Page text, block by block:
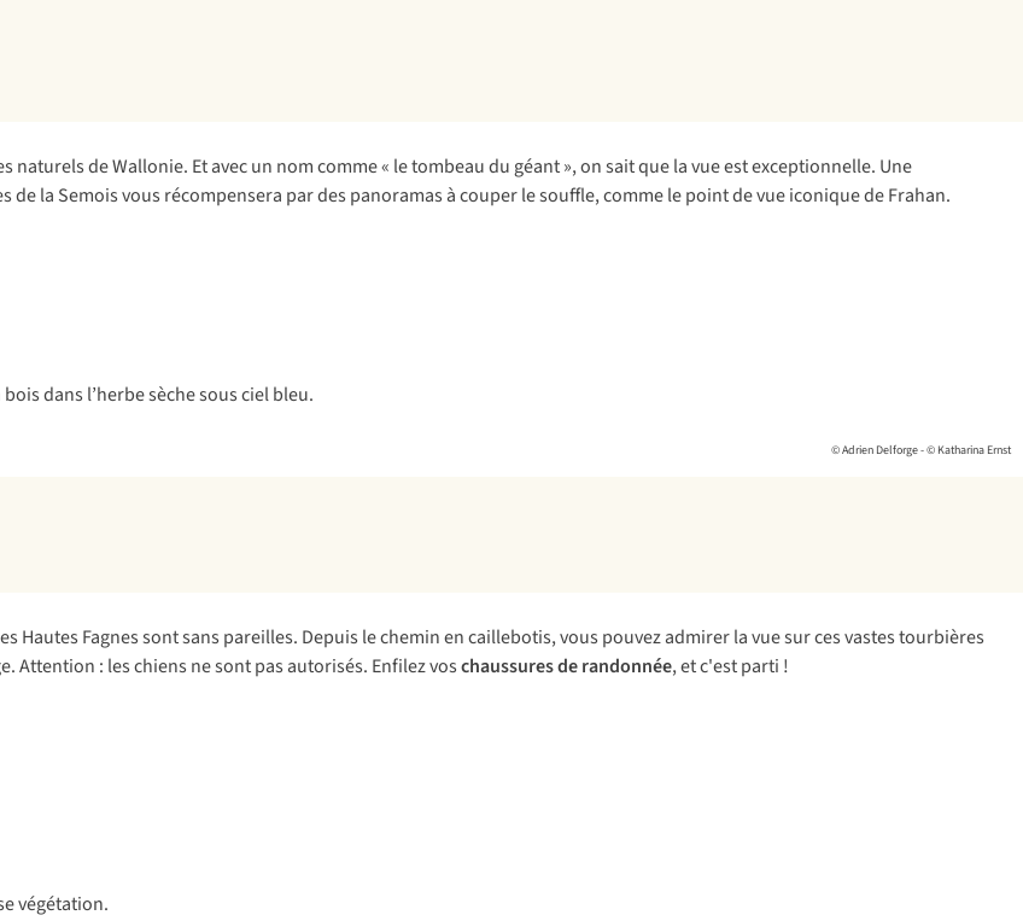
naturels de Wallonie. Et avec un nom comme « le tombeau du géant », on sait que la vue est exceptionnelle. Une
la Semois vous récompensera par des panoramas à couper le souffle, comme le point de vue iconique de Frahan.
© Adrien Delforge - © Katharina Ernst
Fagnes sont sans pareilles. Depuis le chemin en caillebotis, vous pouvez admirer la vue sur ces vastes tourbières
Attention : les chiens ne sont pas autorisés. Enfilez voschaussures de randonnée,et c'est parti !